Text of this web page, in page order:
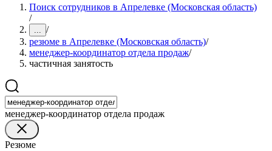
Поиск сотрудников в Апрелевке (Московская область)
/
... /
резюме в Апрелевке (Московская область)/
менеджер-координатор отдела продаж/
частичная занятость
менеджер-координатор отдела продаж
Резюме